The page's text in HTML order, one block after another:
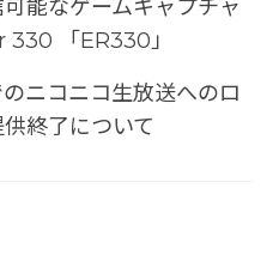
能なゲームキャプチャ
「ER330」
ニコニコ生放送へのロ
終了について